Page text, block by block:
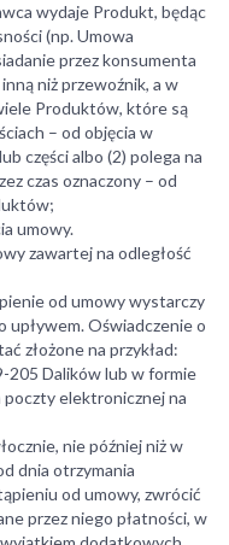
wydaje Produkt, będąc
(np. Umowa
przez konsumenta
niż przewoźnik, a w
Produktów, które są
– od objęcia w
części albo (2) polega na
czas oznaczony – od
umowy.
zawartej na odległość
od umowy wystarczy
upływem. Oświadczenie o
złożone na przykład:
205 Dalików lub w formie
elektronicznej na
nie później niż w
dnia otrzymania
od umowy, zwrócić
przez niego płatności, w